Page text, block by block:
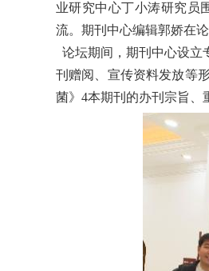
业研究中心丁小涛研究员
流。期刊中心编辑郭娇在
论坛期间，期刊中心设立
刊赠阅、宣传资料发放等
菌》4本期刊的办刊宗旨、